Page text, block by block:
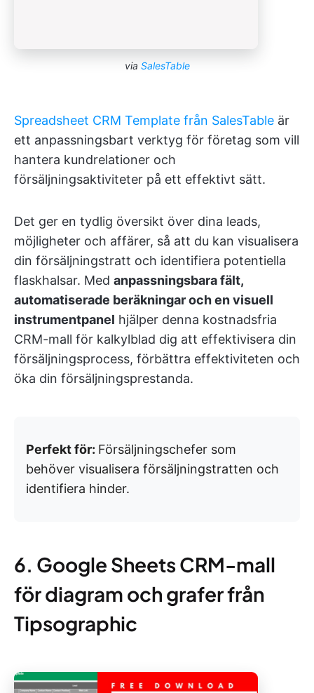
via SalesTable
Spreadsheet CRM Template från SalesTable är
ett anpassningsbart verktyg för företag som vill
hantera kundrelationer och
försäljningsaktiviteter på ett effektivt sätt.
Det ger en tydlig översikt över dina leads,
möjligheter och affärer, så att du kan visualisera
din försäljningstratt och identifiera potentiella
flaskhalsar. Med anpassningsbara fält,
automatiserade beräkningar och en visuell
instrumentpanel hjälper denna kostnadsfria
CRM-mall för kalkylblad dig att effektivisera din
försäljningsprocess, förbättra effektiviteten och
öka din försäljningsprestanda.
Perfekt för: Försäljningschefer som
behöver visualisera försäljningstratten och
identifiera hinder.
6. Google Sheets CRM-mall
för diagram och grafer från
Tipsographic